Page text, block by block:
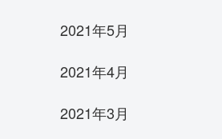
2021年5月
2021年4月
2021年3月